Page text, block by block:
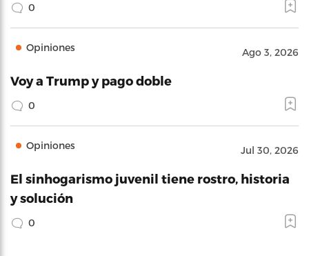
0
Opiniones Ago 3, 2026
Voy a Trump y pago doble
0
Opiniones Jul 30, 2026
El sinhogarismo juvenil tiene rostro, historia
y solución
0